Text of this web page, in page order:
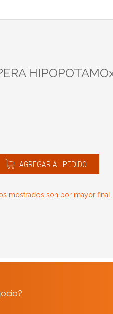
AGREGAR AL PEDIDO
mostrados son por mayor final.